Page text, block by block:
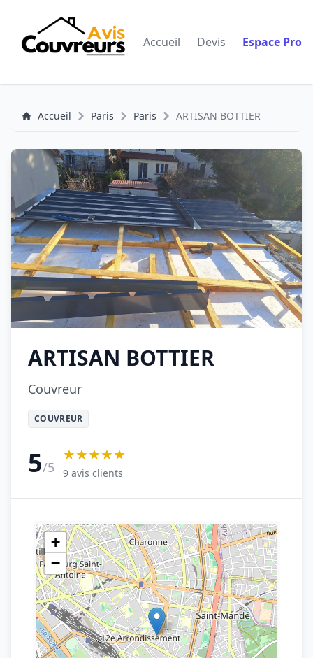
Accueil Devis Espace Pro
Accueil Paris Paris ARTISAN BOTTIER
ARTISAN BOTTIER
Couvreur
COUVREUR
5/5
★★★★★
9 avis clients
+
−